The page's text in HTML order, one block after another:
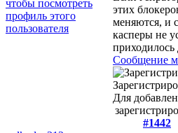
этих
меняются, и
касперы не
приходилось
Сообщение
Для
#1442